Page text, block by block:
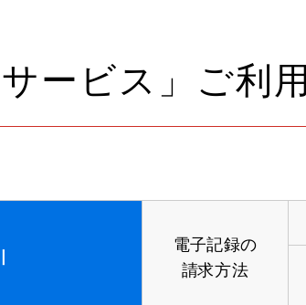
サービス」ご利
電子記録の
請求方法